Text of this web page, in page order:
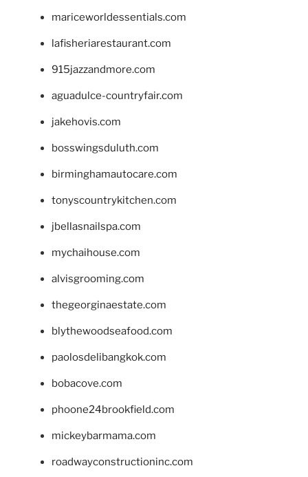
mariceworldessentials.com
lafisheriarestaurant.com
915jazzandmore.com
aguadulce-countryfair.com
jakehovis.com
bosswingsduluth.com
birminghamautocare.com
tonyscountrykitchen.com
jbellasnailspa.com
mychaihouse.com
alvisgrooming.com
thegeorginaestate.com
blythewoodseafood.com
paolosdelibangkok.com
bobacove.com
phoone24brookfield.com
mickeybarmama.com
roadwayconstructioninc.com